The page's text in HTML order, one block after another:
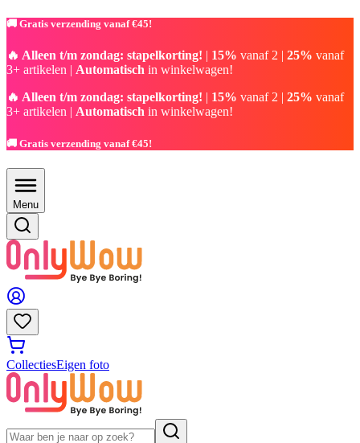
🚚 Gratis verzending vanaf €45!
🔥 Alleen t/m zondag: stapelkorting! | 15% vanaf 2 | 25% vanaf
3+ artikelen | Automatisch in winkelwagen!
🔥 Alleen t/m zondag: stapelkorting! | 15% vanaf 2 | 25% vanaf
3+ artikelen | Automatisch in winkelwagen!
🚚 Gratis verzending vanaf €45!
Menu
CollectiesEigen foto